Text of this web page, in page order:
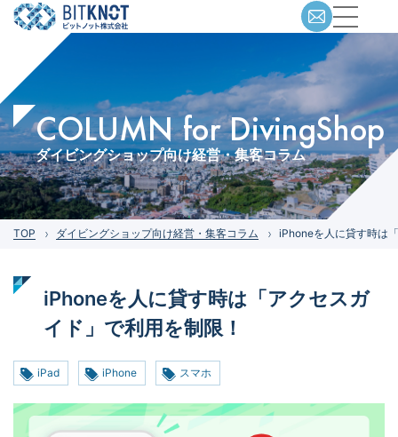
COLUMN for DivingShop
ダイビングショップ向け経営・集客コラム
TOP ダイビングショップ向け経営・集客コラム iPhoneを人に貸す時は
iPhoneを人に貸す時は「アクセスガ
イド」で利用を制限！
iPad iPhone スマホ